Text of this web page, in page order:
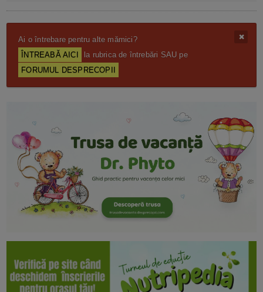
Ai o întrebare pentru alte mămici?
ÎNTREABĂ AICI
la rubrica de întrebări SAU pe
FORUMUL DESPRECOPII